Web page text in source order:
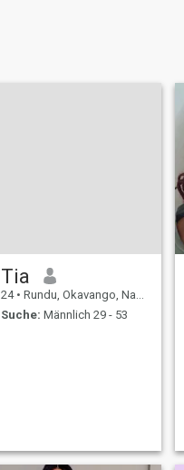
Tia
24 • Rundu, Okavango, Namibia
Suche: Männlich 29 - 53